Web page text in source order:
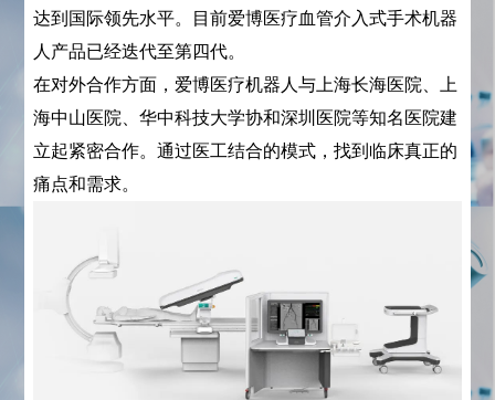
达到国际领先水平。目前爱博医疗血管介入式手术机器
人产品已经迭代至第四代。
在对外合作方面，爱博医疗机器人与上海长海医院、上
海中山医院、华中科技大学协和深圳医院等知名医院建
立起紧密合作。通过医工结合的模式，找到临床真正的
痛点和需求。